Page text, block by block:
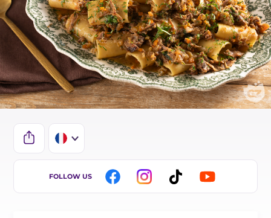
IT
FOLLOW US